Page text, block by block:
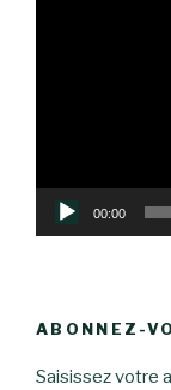
00:00
ABONNEZ-
Saisissez votre